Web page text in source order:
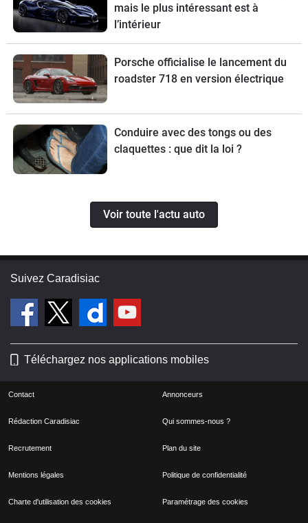
mais le plus intéressant est à
l’intérieur
Porsche officialise le lancement du
roadster 718 en version électrique
Conduire avec des tongs ou des
claquettes : que dit la loi ?
Voir toute l'actu auto
Suivez Caradisiac
Téléchargez nos applications mobiles
Contact Annonceurs
Rédaction Caradisiac Qui sommes-nous ?
Recrutement Plan du site
Mentions légales Politique de confidentialité
Charte d'utilisation des cookies Paramétrage des cookies